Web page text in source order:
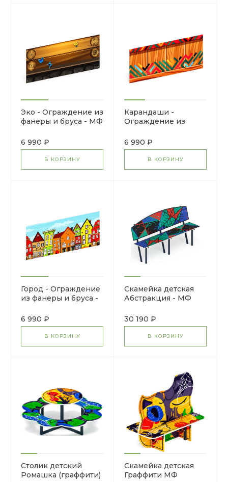
Эко - Ограждение из
фанеры и бруса - МФ
6 990 ₽
В КОРЗИНУ
Карандаши -
Ограждение из
90.01.01-02
6 990 ₽
В КОРЗИНУ
Город - Ограждение
из фанеры и бруса -
6 990 ₽
В КОРЗИНУ
Скамейка детская
Абстракция - МФ
30 190 ₽
В КОРЗИНУ
Столик детский
Ромашка (граффити)
Скамейка детская
Граффити МФ